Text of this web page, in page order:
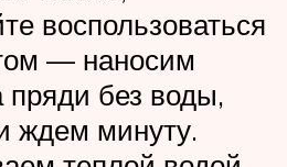
воспользоваться
— наносим
без воды,
ждем минуту.